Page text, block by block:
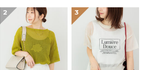
2 3